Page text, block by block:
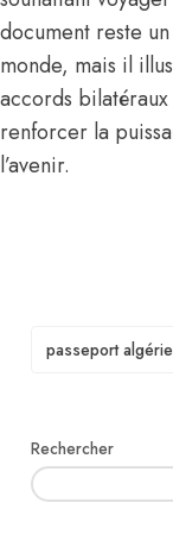
document reste
monde, mais il
accords
renforcer la
l’avenir.
passeport
Rechercher